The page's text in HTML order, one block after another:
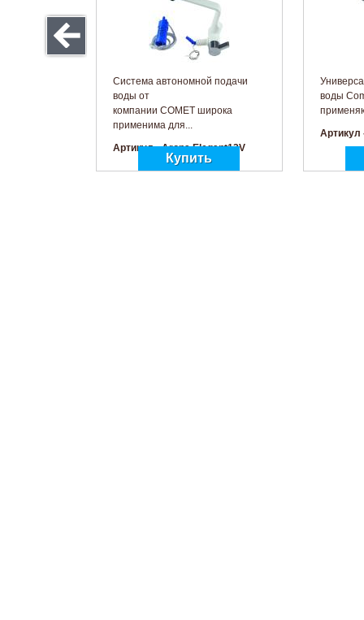
Система автономной подачи
воды от
компании COMET широка
применима для...
Артикул - Arona Elegant12V
воды
Артикул